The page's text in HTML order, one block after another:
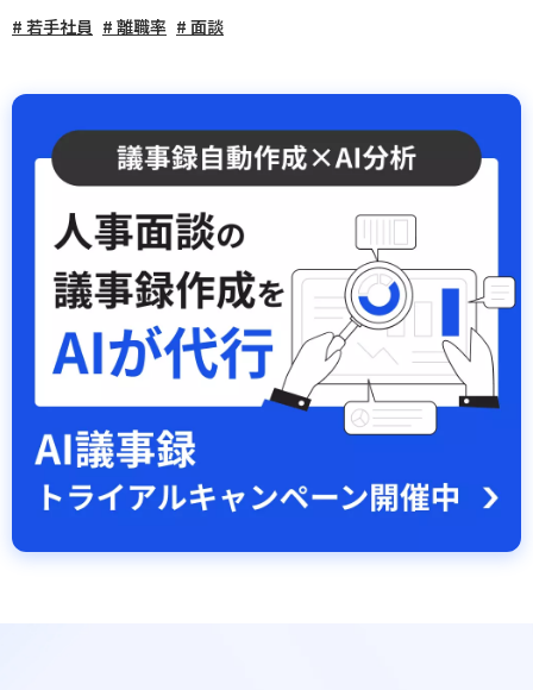
若手社員
離職率 面談